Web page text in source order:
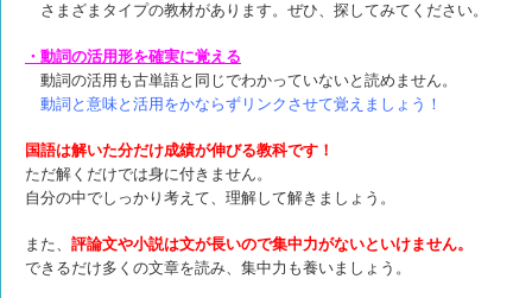
さまざまタイプの教材があります。 ぜひ、探してみてください。
・動詞の活用形を確実に覚える
動詞の活用も古単語と同じでわかっていないと読めません。
動詞と意味と活用をかならずリンクさせて覚えましょう！
国語は解いた分だけ成績が伸びる教科です！
ただ解くだけでは身に付きません。
自分の中でしっかり考えて、理解して解きましょう。
また、 評論文や小説は文が長いので集中力がないといけません。
できるだけ多くの文章を読み、集中力も養いましょう。